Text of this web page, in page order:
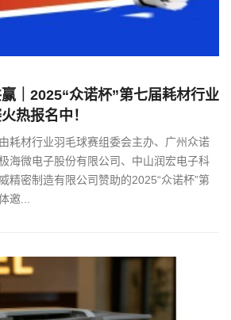
｜2025“众诺杯”第七届耗材行业
热报名中！
耗材行业羽毛球赛组委会主办、广州众诺
海微电子股份有限公司、中山润宏电子科
精密制造有限公司赞助的2025“众诺杯”第
邀...